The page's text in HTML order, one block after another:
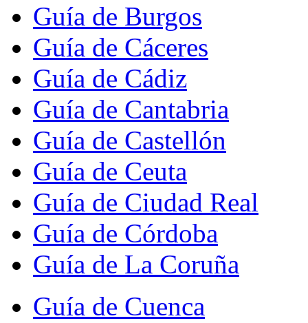
Guía de Burgos
Guía de Cáceres
Guía de Cádiz
Guía de Cantabria
Guía de Castellón
Guía de Ceuta
Guía de Ciudad Real
Guía de Córdoba
Guía de La Coruña
Guía de Cuenca